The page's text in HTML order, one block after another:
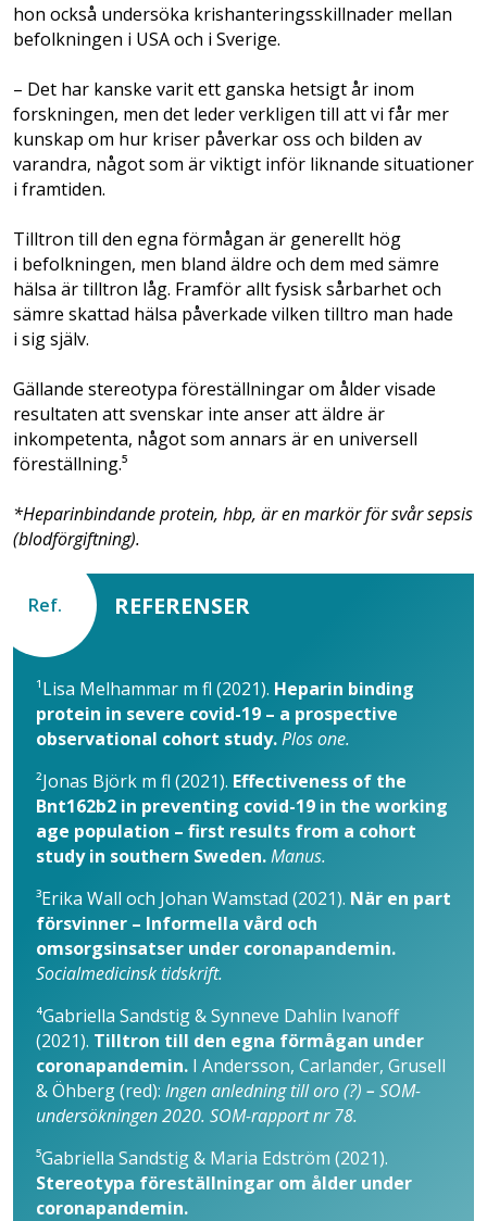
hon också undersöka krishanteringsskillnader mellan
befolkningen i USA och i Sverige.
– Det har kanske varit ett ganska hetsigt år inom
forskningen, men det leder verkligen till att vi får mer
kunskap om hur kriser påverkar oss och bilden av
varandra, något som är viktigt inför liknande situationer
i framtiden.
Tilltron till den egna förmågan är generellt hög
i befolkningen, men bland äldre och dem med sämre
hälsa är tilltron låg. Framför allt fysisk sårbarhet och
sämre skattad hälsa påverkade vilken tilltro man hade
i sig själv.
Gällande stereotypa föreställningar om ålder visade
resultaten att svenskar inte anser att äldre är
inkompetenta, något som annars är en universell
föreställning.⁵
*Heparinbindande protein, hbp, är en markör för svår sepsis
(blodförgiftning).
Ref. REFERENSER
¹Lisa Melhammar m fl (2021). Heparin binding
protein in severe covid-19 – a prospective
observational cohort study.Plos one.
²Jonas Björk m fl (2021). Effectiveness of the
Bnt162b2 in preventing covid-19 in the working
age population – first results from a cohort
study in southern Sweden.Manus.
³Erika Wall och Johan Wamstad (2021). När en part
försvinner – Informella vård och
omsorgsinsatser under coronapandemin.
Socialmedicinsk tidskrift.
⁴Gabriella Sandstig & Synneve Dahlin Ivanoff
(2021). Tilltron till den egna förmågan under
coronapandemin. I Andersson, Carlander, Grusell
& Öhberg (red): Ingen anledning till oro (?) – SOM-
undersökningen 2020. SOM-rapport nr 78.
⁵Gabriella Sandstig & Maria Edström (2021).
Stereotypa föreställningar om ålder under
coronapandemin.